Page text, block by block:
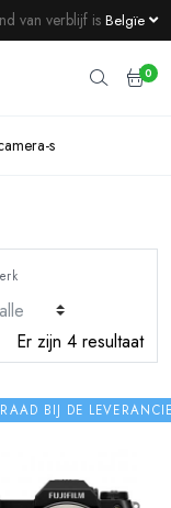
van verblijf is Belgïe
0
s
Er zijn 4 resultaat
BIJ DE